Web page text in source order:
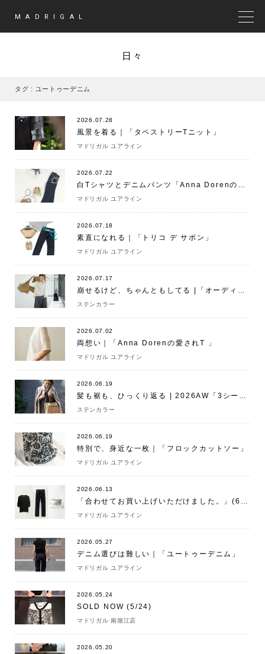
MADRIGAL
日々
タグ : ユートゥーデニム
2026.07.28
風景を着る｜「タペストリーTニット」
マドリガル ユアライン
2026.07.22
白Tシャツとデニムパンツ「Anna Dorenの愛されT アンファン」
マドリガル ユアライン
2026.07.18
素直になれる｜「トリコ デ サボン」
マドリガル ユアライン
2026.07.17
崩せるけど、ちゃんともしてる |「オーディナリージャケット」
ステンカラー
2026.07.02
両想い｜「Anna Dorenの愛されT 」
マドリガル ユアライン
2026.06.19
髪も裾も、ひっくり返る | 2026AW「3シーズンコート」
ステンカラー
2026.06.19
特別で、身近な一枚｜「フロックカットソー」
マドリガル ユアライン
2026.06.13
「合わせてお買い上げいただけました。」(6/13)
マドリガル ユアライン
2026.05.27
デニム選びは難しい｜「ユートゥーデニム」
マドリガル ユアライン
2026.05.24
SOLD NOW (5/24)
マドリガル 南堀江店
2026.05.20